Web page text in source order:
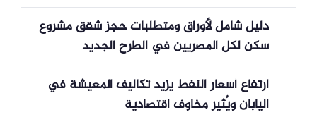
دليل شامل لأوراق ومتطلبات حجز شقق مشروع
سكن لكل المصريين في الطرح الجديد
ارتفاع أسعار النفط يزيد تكاليف المعيشة في
اليابان ويُثير مخاوف اقتصادية